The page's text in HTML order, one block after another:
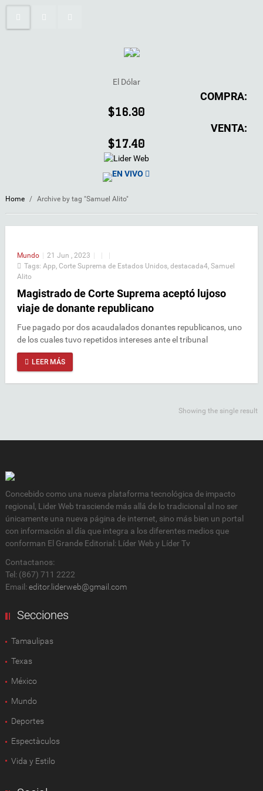
El Dólar
COMPRA:
$16.30
VENTA:
$17.40
EN VIVO
Home / Archive by tag "Samuel Alito"
Mundo | 21 Jun , 2023 | |
|
Tags: App Corte Suprema de Estados Unidos destacada4 Samuel
Alito
Magistrado de Corte Suprema aceptó lujoso
viaje de donante republicano
Fue pagado por dos acaudalados donantes republicanos, uno
de los cuales tuvo repetidos intereses ante el tribunal
LEER MÁS
Showing the single result
Concebido como una nueva plataforma tecnológica de impacto
regional, Lider Web trasciende más allá de lo tradicional al no ser
únicamente una nueva página de internet, sino más bien un portal
con información al día que integra a los diferentes medios que
conforman El Grande Editorial: Líder Web y Líder Tv
Contactanos:
Tel: (867) 711 2222
Email: editor.liderweb@gmail.com
Secciones
Tamaulipas
Texas
México
Mundo
Deportes
Espectàculos
Vida y Estilo